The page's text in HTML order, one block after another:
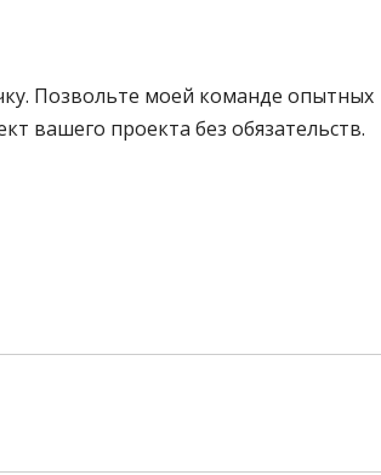
Позвольте моей команде опытных
вашего проекта без обязательств.